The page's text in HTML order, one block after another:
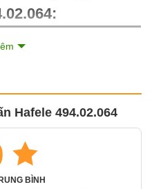
sáng
Hafele 494.02.064
BÌNH